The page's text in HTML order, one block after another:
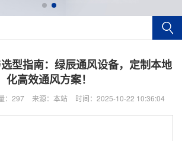
型指南：绿辰通风设备，定制本地
化高效通风方案！
：297 来源：本站 时间：2025-10-22 10:36:04